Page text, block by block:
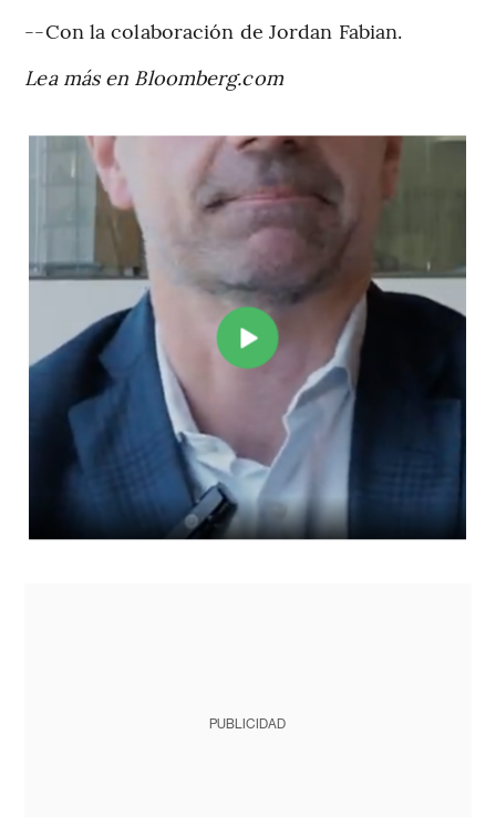
--Con la colaboración de Jordan Fabian.
Lea más en Bloomberg.com
PUBLICIDAD